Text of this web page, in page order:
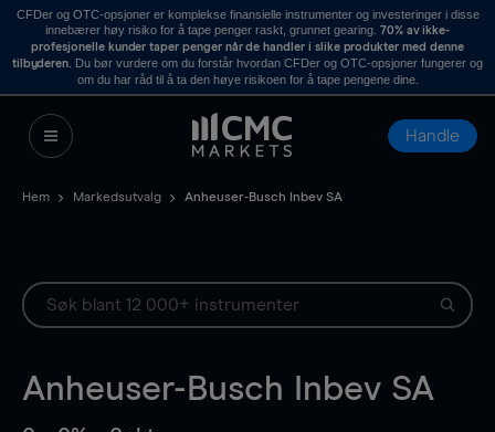
CFDer og OTC-opsjoner er komplekse finansielle instrumenter og investeringer i disse
innebærer høy risiko for å tape penger raskt, grunnet gearing. 70% av ikke-
profesjonelle kunder taper penger når de handler i slike produkter med denne
tilbyderen . Du bør vurdere om du forstår hvordan CFDer og OTC-opsjoner fungerer og
om du har råd til å ta den høye risikoen for å tape pengene dine.
Handle
Hem Markedsutvalg Anheuser-Busch Inbev SA
Anheuser-Busch Inbev SA